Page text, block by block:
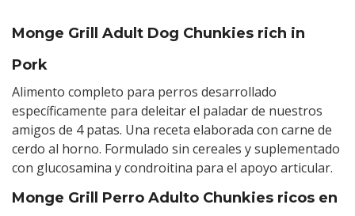
Monge Grill Adult Dog Chunkies rich in
Pork
Alimento completo para perros desarrollado
específicamente para deleitar el paladar de nuestros
amigos de 4 patas. Una receta elaborada con carne de
cerdo al horno. Formulado sin cereales y suplementado
con glucosamina y condroitina para el apoyo articular.
Monge Grill Perro Adulto Chunkies ricos en